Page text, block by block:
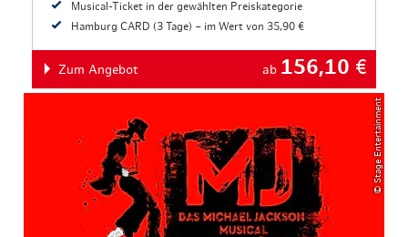
Musical-Ticket in der gewählten Preiskategorie
Hamburg CARD (3 Tage) – im Wert von 35,90 €
Zum Angebot ab 156,10 €
© Stage Entertainment